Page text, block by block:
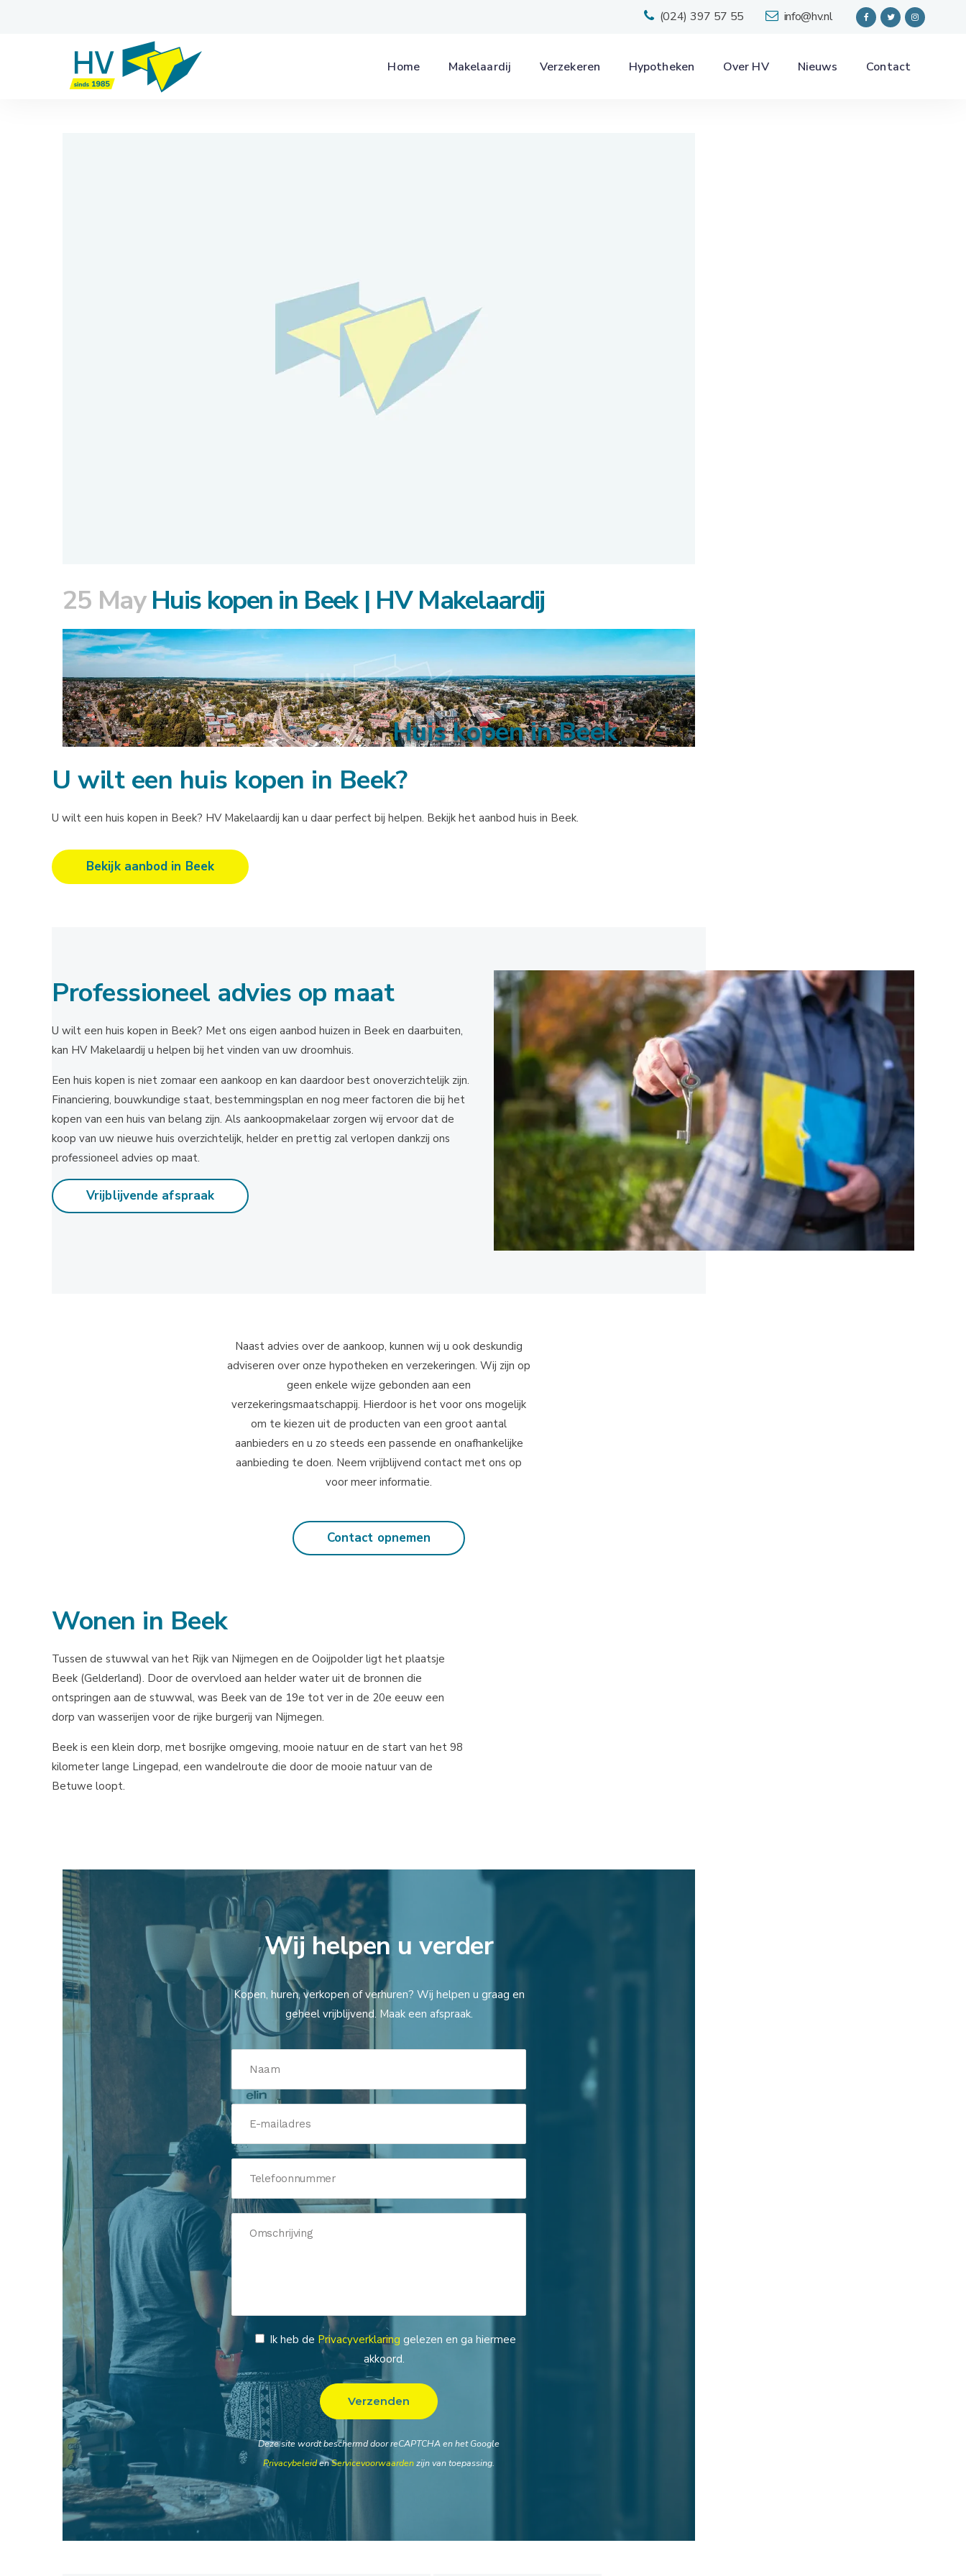
(024) 397 57 55 info@hv.nl
Home Makelaardij Verzekeren Hypotheken Over HV Nieuws Contact
25 MayHuis kopen in Beek | HV Makelaardij
Huis kopen in Beek
U wilt een huis kopen in Beek?
U wilt een huis kopen in Beek? HV Makelaardij kan u daar perfect bij helpen. Bekijk het aanbod huis in Beek.
Bekijk aanbod in Beek
Professioneel advies op maat
U wilt een huis kopen in Beek? Met ons eigen aanbod huizen in Beek en daarbuiten,
kan HV Makelaardij u helpen bij het vinden van uw droomhuis.
Een huis kopen is niet zomaar een aankoop en kan daardoor best onoverzichtelijk zijn.
Financiering, bouwkundige staat, bestemmingsplan en nog meer factoren die bij het
kopen van een huis van belang zijn. Als aankoopmakelaar zorgen wij ervoor dat de
koop van uw nieuwe huis overzichtelijk, helder en prettig zal verlopen dankzij ons
professioneel advies op maat.
Vrijblijvende afspraak
Naast advies over de aankoop, kunnen wij u ook deskundig
adviseren over onze hypotheken en verzekeringen. Wij zijn op
geen enkele wijze gebonden aan een
verzekeringsmaatschappij. Hierdoor is het voor ons mogelijk
om te kiezen uit de producten van een groot aantal
aanbieders en u zo steeds een passende en onafhankelijke
aanbieding te doen. Neem vrijblijvend contact met ons op
voor meer informatie.
Contact opnemen
Wonen in Beek
Tussen de stuwwal van het Rijk van Nijmegen en de Ooijpolder ligt het plaatsje
Beek (Gelderland). Door de overvloed aan helder water uit de bronnen die
ontspringen aan de stuwwal, was Beek van de 19e tot ver in de 20e eeuw een
dorp van wasserijen voor de rijke burgerij van Nijmegen.
Beek is een klein dorp, met bosrijke omgeving, mooie natuur en de start van het 98
kilometer lange Lingepad, een wandelroute die door de mooie natuur van de
Betuwe loopt.
Wij helpen u verder
Kopen, huren, verkopen of verhuren? Wij helpen u graag en
geheel vrijblijvend. Maak een afspraak.
Ik heb de Privacyverklaring gelezen en ga hiermee
akkoord.
Deze site wordt beschermd door reCAPTCHA en het Google
PrivacybeleidenServicevoorwaardenzijn van toepassing.